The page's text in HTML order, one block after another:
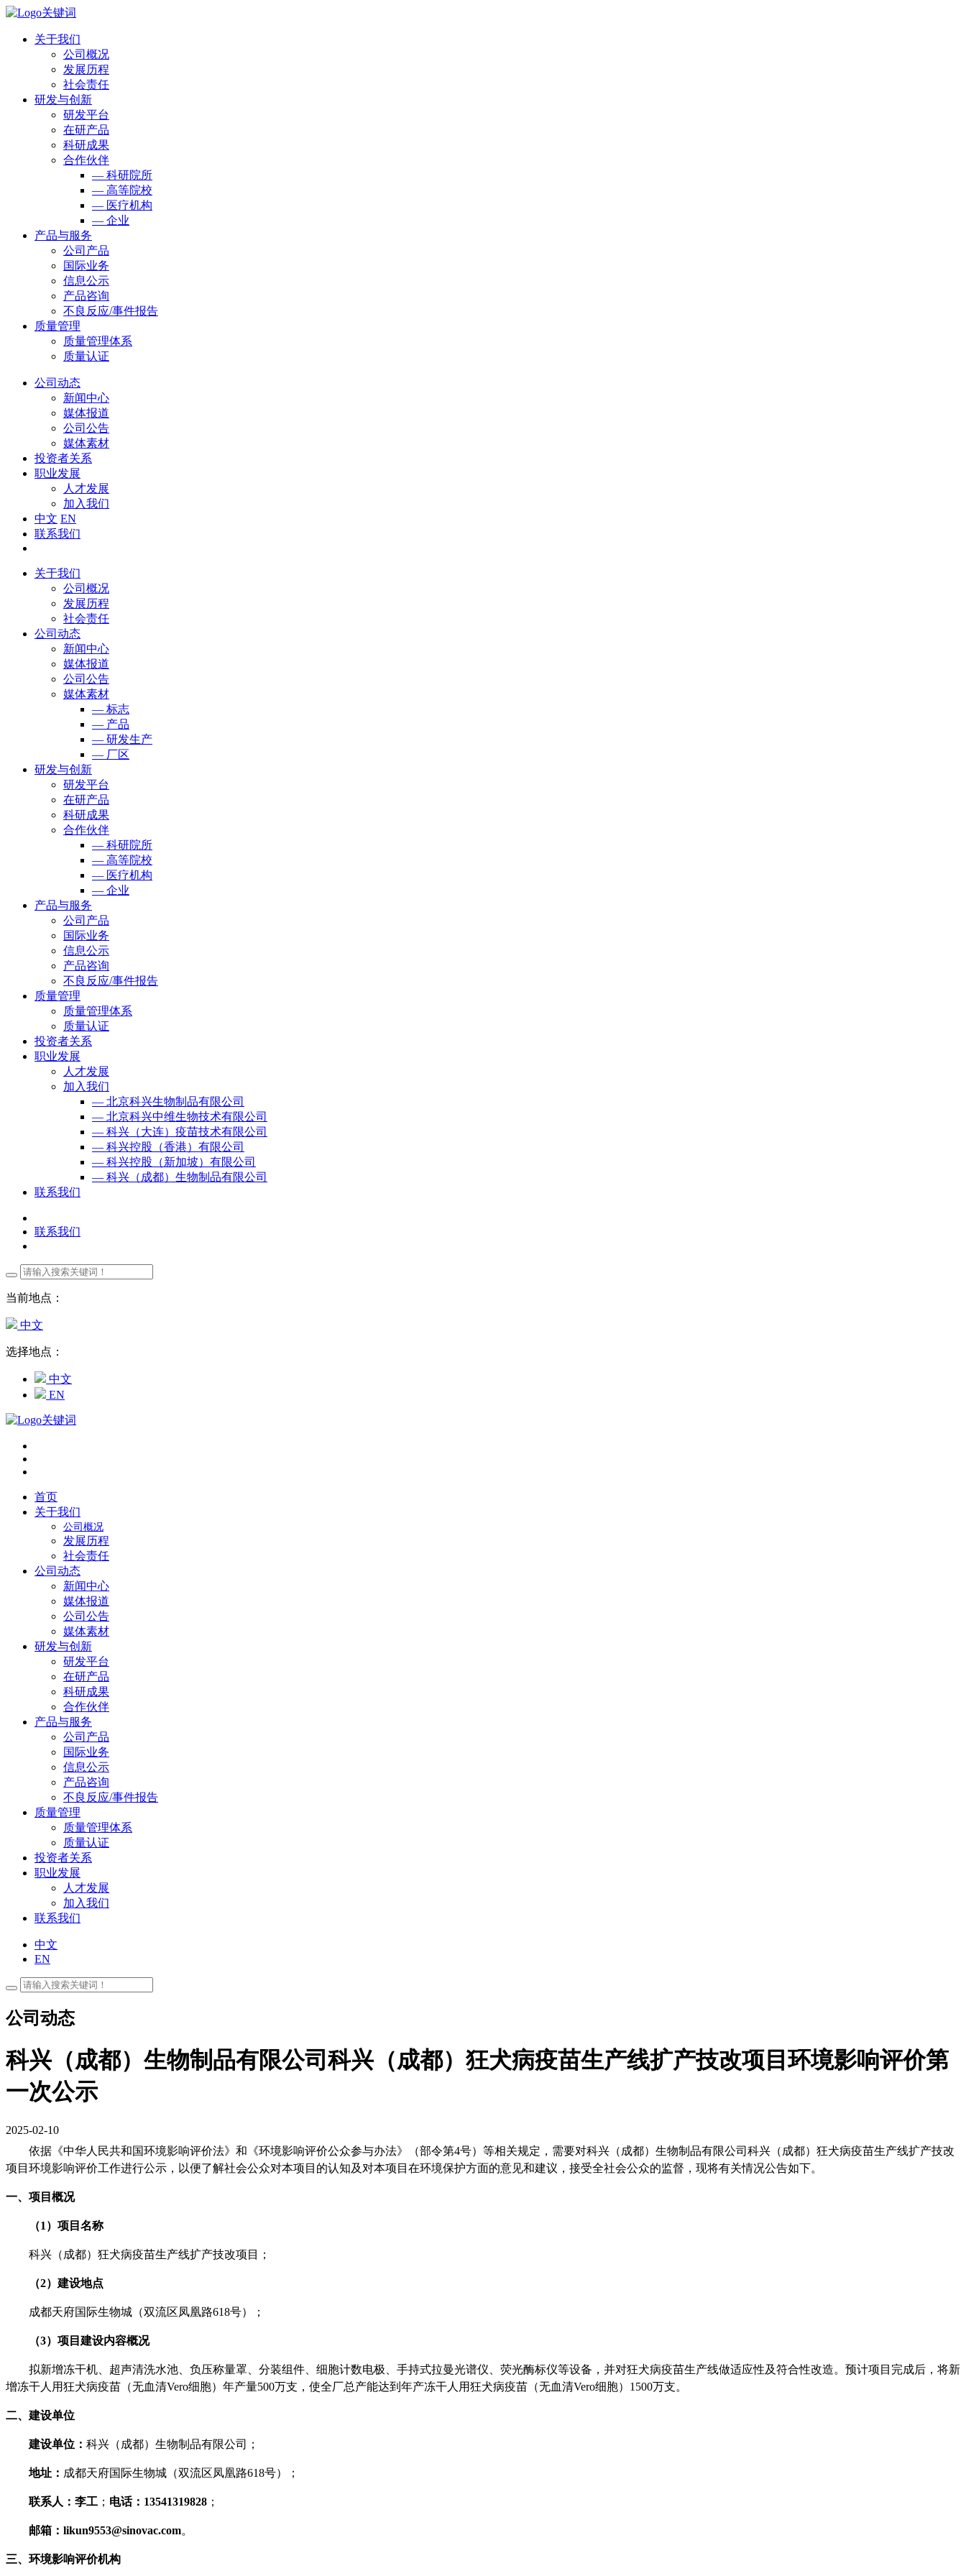
关于我们
公司概况
发展历程
社会责任
研发与创新
研发平台
在研产品
科研成果
合作伙伴
— 科研院所
— 高等院校
— 医疗机构
— 企业
产品与服务
公司产品
国际业务
信息公示
产品咨询
不良反应/事件报告
质量管理
质量管理体系
质量认证
公司动态
新闻中心
媒体报道
公司公告
媒体素材
投资者关系
职业发展
人才发展
加入我们
中文 EN
联系我们
关于我们
公司概况
发展历程
社会责任
公司动态
新闻中心
媒体报道
公司公告
媒体素材
— 标志
— 产品
— 研发生产
— 厂区
研发与创新
研发平台
在研产品
科研成果
合作伙伴
— 科研院所
— 高等院校
— 医疗机构
— 企业
产品与服务
公司产品
国际业务
信息公示
产品咨询
不良反应/事件报告
质量管理
质量管理体系
质量认证
投资者关系
职业发展
人才发展
加入我们
— 北京科兴生物制品有限公司
— 北京科兴中维生物技术有限公司
— 科兴（大连）疫苗技术有限公司
— 科兴控股（香港）有限公司
— 科兴控股（新加坡）有限公司
— 科兴（成都）生物制品有限公司
联系我们
联系我们
当前地点：
中文
选择地点：
中文
EN
首页
关于我们
公司概况
发展历程
社会责任
公司动态
新闻中心
媒体报道
公司公告
媒体素材
研发与创新
研发平台
在研产品
科研成果
合作伙伴
产品与服务
公司产品
国际业务
信息公示
产品咨询
不良反应/事件报告
质量管理
质量管理体系
质量认证
投资者关系
职业发展
人才发展
加入我们
联系我们
中文
EN
公司动态
科兴（成都）生物制品有限公司科兴（成都）狂犬病疫苗生产线扩产技改项目环境影响评价第
一次公示
2025-02-10
依据《中华人民共和国环境影响评价法》和《环境影响评价公众参与办法》（部令第4号）等相关规定，需要对科兴（成都）生物制品有限公司科兴（成都）狂犬病疫苗生产线扩产技改
项目环境影响评价工作进行公示，以便了解社会公众对本项目的认知及对本项目在环境保护方面的意见和建议，接受全社会公众的监督，现将有关情况公告如下。
一、项目概况
（1 ）项目名称
科兴（成都）狂犬病疫苗生产线扩产技改项目；
（2）建设地点
成都天府国际生物城（双流区凤凰路618号）；
（3）项目建设内容概况
拟新增冻干机、超声清洗水池、负压称量罩、分装组件、细胞计数电极、手持式拉曼光谱仪、荧光酶标仪等设备，并对狂犬病疫苗生产线做适应性及符合性改造。预计项目完成后，将新
增冻干人用狂犬病疫苗（无血清Vero细胞）年产量500万支，使全厂总产能达到年产冻干人用狂犬病疫苗（无血清Vero细胞） 1500万支。
二、建设单位
建设单位： 科兴（成都）生物制品有限公司 ；
地址： 成都天府国际生物城（双流区凤凰路618号）；
联系人：李工 ； 电话： 13541319828 ；
邮箱： likun9553@sinovac.com。
三、环境影响评价机构